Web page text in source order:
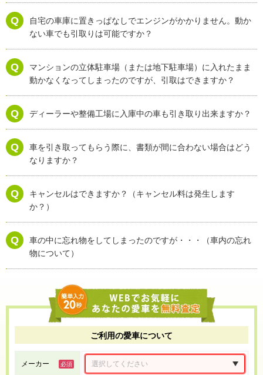
自宅の車庫に置きっぱなしでエンジンがかかりません。動か
ない車でも引取りは可能ですか？
マンションの立体駐車場（または地下駐車場）に入れたまま
動かなくなってしまったのですが、引取はできますか？
ディーラーや整備工場に入庫中の車も引き取り出来ますか？
車を引き取ってもらう際に、書類が間に合わない場合はどう
なりますか？
キャンセルはできますか？（キャンセル料は発生します
か？）
車の中に忘れ物をしてしまったのですが・・・（車内の忘れ
物について）
ご利用の愛車について
メーカー